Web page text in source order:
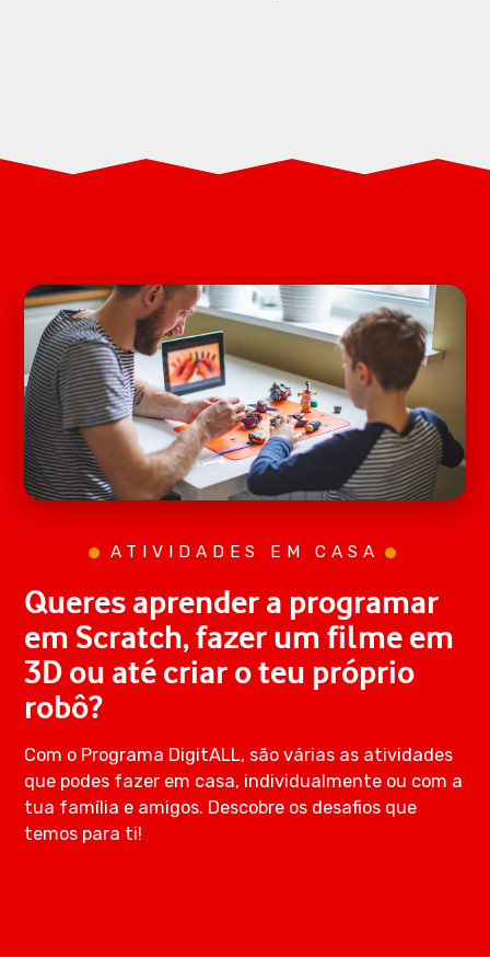
ATIVIDADES EM CASA
Queres aprender a programar
em Scratch, fazer um filme em
3D ou até criar o teu próprio
robô?
Com o Programa DigitALL, são várias as atividades
que podes fazer em casa, individualmente ou com a
tua família e amigos. Descobre os desafios que
temos para ti!